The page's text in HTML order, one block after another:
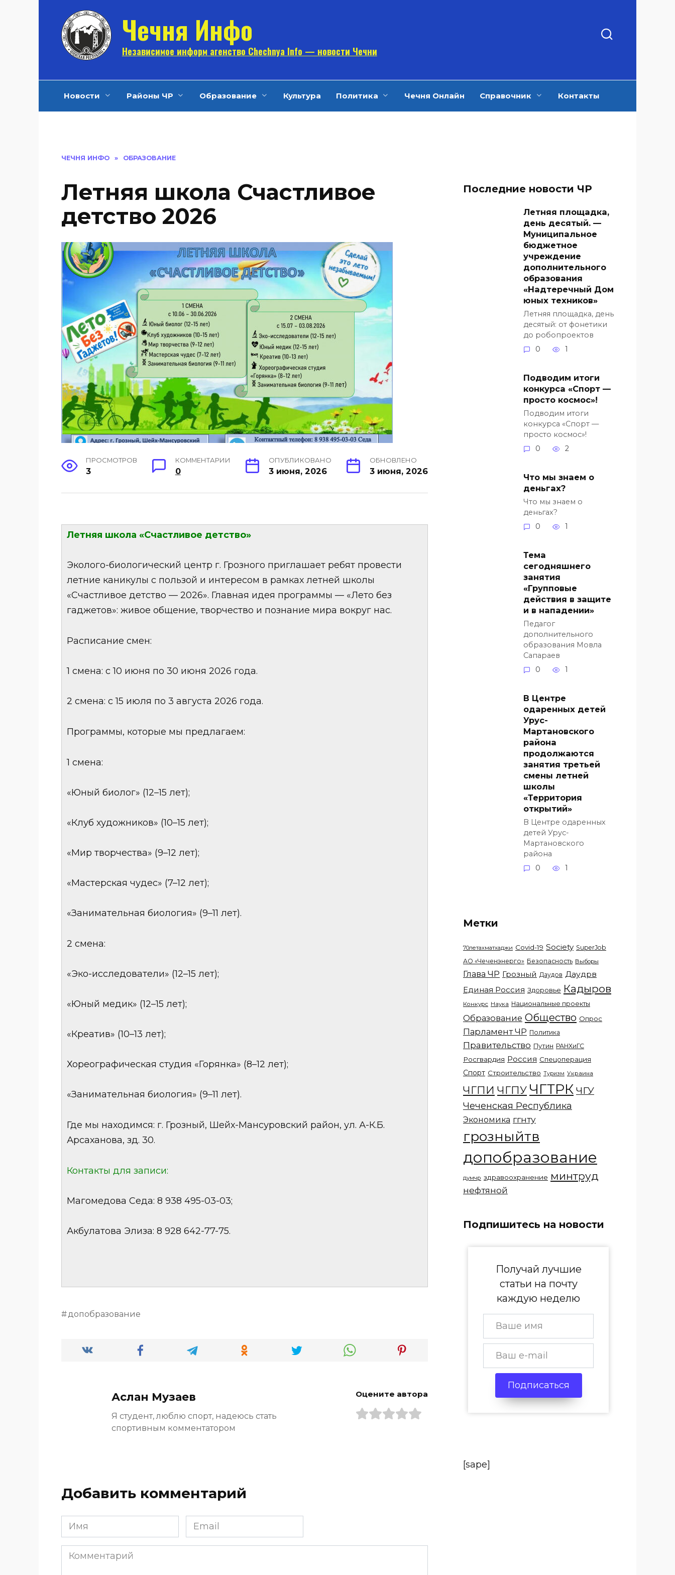
Чечня Инфо
Независимое информ агенство Chechnya Info — новости Чечни
Новости Районы ЧР Образование Культура Политика Чечня Онлайн Справочник Контакты
ЧЕЧНЯ ИНФО » ОБРАЗОВАНИЕ
Летняя школа Счастливое
детство 2026
ПРОСМОТРОВ
3
КОММЕНТАРИИ
0
ОПУБЛИКОВАНО
3 июня, 2026
ОБНОВЛЕНО
3 июня, 2026
Летняя школа «Счастливое детство»
Эколого-биологический центр г. Грозного приглашает ребят провести
летние каникулы с пользой и интересом в рамках летней школы
«Счастливое детство — 2026». Главная идея программы — «Лето без
гаджетов»: живое общение, творчество и познание мира вокруг нас.
Расписание смен:
1 смена: с 10 июня по 30 июня 2026 года.
2 смена: с 15 июля по 3 августа 2026 года.
Программы, которые мы предлагаем:
1 смена:
«Юный биолог» (12–15 лет);
«Клуб художников» (10–15 лет);
«Мир творчества» (9–12 лет);
«Мастерская чудес» (7–12 лет);
«Занимательная биология» (9–11 лет).
2 смена:
«Эко-исследователи» (12–15 лет);
«Юный медик» (12–15 лет);
«Креатив» (10–13 лет);
Хореографическая студия «Горянка» (8–12 лет);
«Занимательная биология» (9–11 лет).
Где мы находимся: г. Грозный, Шейх-Мансуровский район, ул. А-К.Б.
Арсаханова, зд. 30.
Контакты для записи:
Магомедова Седа: 8 938 495-03-03;
Акбулатова Элиза: 8 928 642-77-75.
допобразование
Аслан Музаев
Я студент, люблю спорт, надеюсь стать
спортивным комментатором
Оцените автора
Добавить комментарий
Имя
*
Email
*
Комментарий
Последние новости ЧР
Летняя площадка,
день десятый. —
Муниципальное
бюджетное
учреждение
дополнительного
образования
«Надтеречный Дом
юных техников»
Летняя площадка, день
десятый: от фонетики
до робопроектов
0
1
Подводим итоги
конкурса «Спорт —
просто космос»!
Подводим итоги
конкурса «Спорт —
просто космос»!
0
2
Что мы знаем о
деньгах?
Что мы знаем о
деньгах?
0
1
Тема
сегодняшнего
занятия
«Групповые
действия в защите
и в нападении»
Педагог
дополнительного
образования Мовла
Сапараев
0
1
В Центре
одаренных детей
Урус-
Мартановского
района
продолжаются
занятия третьей
смены летней
школы
«Территория
открытий»
В Центре одаренных
детей Урус-
Мартановского
района
0
1
Метки
70летахматхаджи Covid-19 Society SuperJob
АО «Чеченэнерго» Безопасность Выборы
Глава ЧР Грозный Даудов Даудрв
Единая Россия Здоровье Кадыров
Конкурс Наука Национальные проекты
Образование Общество Опрос
Парламент ЧР Политика
Правительство Путин РАНХиГС
Росгвардия Россия Спецоперация
Спорт Строительство Туризм Украина
ЧГПИ ЧГПУ ЧГТРК ЧГУ
Чеченская Республика
Экономика ггнту
грозныйтв
допобразование
думчр здравоохранение минтруд
нефтяной
Подпишитесь на новости
Получай лучшие
статьи на почту
каждую неделю
Подписаться
[sape]